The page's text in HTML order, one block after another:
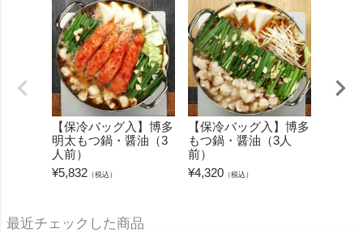
【保冷バッグ入】博多
明太もつ鍋・醤油（3
人前）
¥5,832 （税込）
【保冷バッグ入】博多
もつ鍋・醤油（3人
前）
¥4,320 （税込）
最近チェックした商品